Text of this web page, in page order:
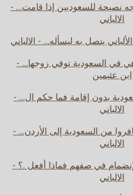
نصيحة للسعوديين إذا قامت... -
الالباني
يتصل به ليسأله... - الالباني
في السعودية توفي زوجها... -
ابن عثيمين
بدون إقامة فما حكم ال... -
الالباني
من السعودية إلى الأردن... -
الالباني
في صفهم فماذا أفعل .؟ -
الالباني